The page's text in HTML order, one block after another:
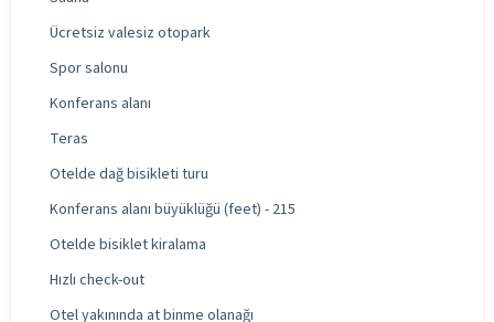
Ücretsiz valesiz otopark
Spor salonu
Konferans alanı
Teras
Otelde dağ bisikleti turu
Konferans alanı büyüklüğü (feet) - 215
Otelde bisiklet kiralama
Hızlı check-out
Otel yakınında at binme olanağı